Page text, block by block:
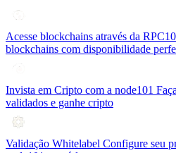
Acesse blockchains através da
blockchains com disponibilidade
Invista em Cripto com a node101
validados e ganhe cripto
Validação Whitelabel Configure seu